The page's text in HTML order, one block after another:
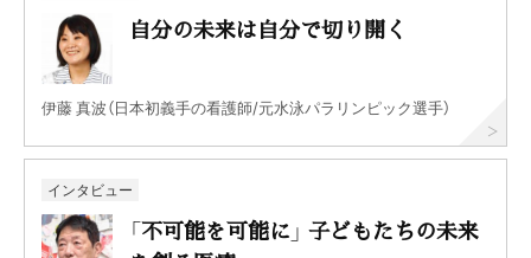
自分の未来は自分で切り開く
伊藤 真波（日本初義手の看護師/元水泳パラリンピック選手）
インタビュー
「不可能を可能に」 子どもたちの未来